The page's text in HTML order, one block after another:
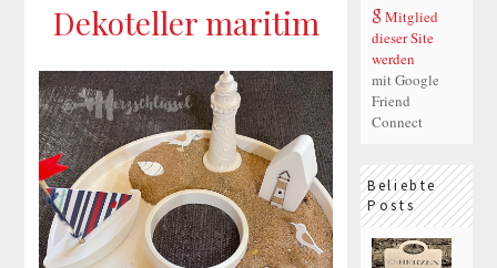
Dekoteller maritim
Mitglied
dieser Site
werden
mit Google
Friend
Connect
Beliebte
Posts